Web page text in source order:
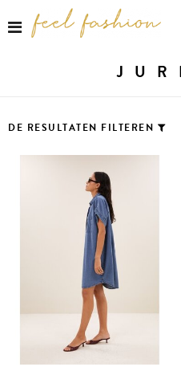
DE RESULTATEN FILTEREN